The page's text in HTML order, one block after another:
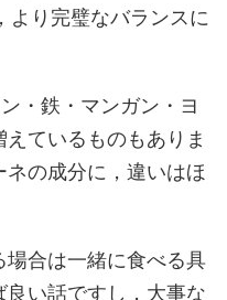
り完璧なバランスに
・鉄・マンガン・ヨ
ているものもありま
の成分に，違いはほ
合は一緒に食べる具
い話ですし，大事な